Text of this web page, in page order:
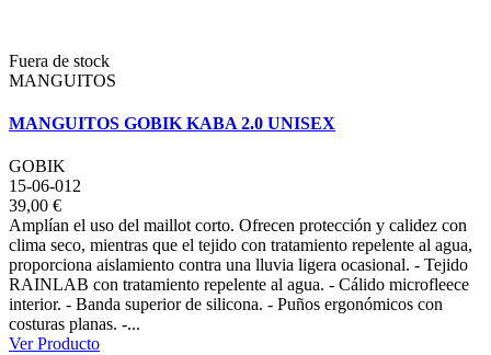
Fuera de stock
MANGUITOS
MANGUITOS GOBIK KABA 2.0 UNISEX
GOBIK
15-06-012
39,00 €
Amplían el uso del maillot corto. Ofrecen protección y calidez con
clima seco, mientras que el tejido con tratamiento repelente al agua,
proporciona aislamiento contra una lluvia ligera ocasional. - Tejido
RAINLAB con tratamiento repelente al agua. - Cálido microfleece
interior. - Banda superior de silicona. - Puños ergonómicos con
costuras planas. -...
Ver Producto